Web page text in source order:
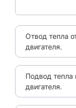
Отвод тепла
двигателя.
Подвод
двигателя.